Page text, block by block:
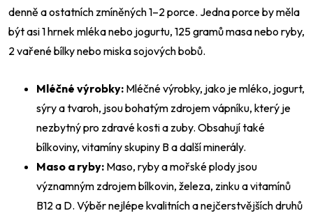
denně a ostatních zmíněných 1–2 porce. Jedna porce by měla
být asi 1 hrnek mléka nebo jogurtu, 125 gramů masa nebo ryby,
2 vařené bílky nebo miska sojových bobů.
Mléčné výrobky: Mléčné výrobky, jako je mléko, jogurt,
sýry a tvaroh, jsou bohatým zdrojem vápníku, který je
nezbytný pro zdravé kosti a zuby. Obsahují také
bílkoviny, vitamíny skupiny B a další minerály.
Maso a ryby: Maso, ryby a mořské plody jsou
významným zdrojem bílkovin, železa, zinku a vitamínů
B12 a D. Výběr nejlépe kvalitních a nejčerstvějších druhů